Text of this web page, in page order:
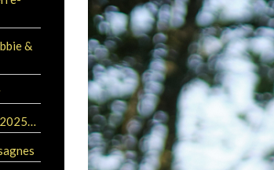
&
2025…